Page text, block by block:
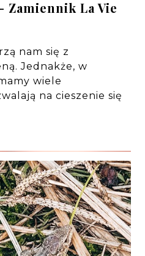
Zamiennik La Vie
nam się z
Jednakże, w
wiele
na cieszenie się